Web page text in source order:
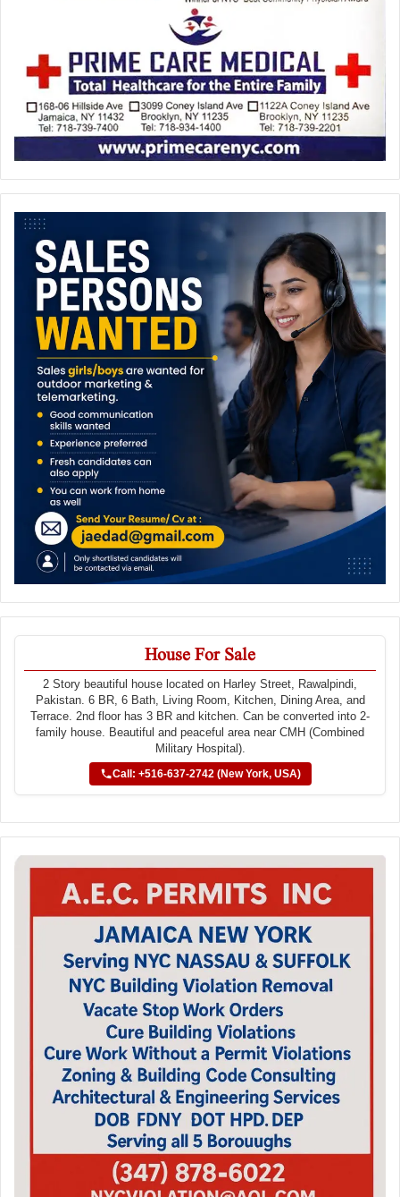
House For Sale
2 Story beautiful house located on Harley Street, Rawalpindi,
Pakistan. 6 BR, 6 Bath, Living Room, Kitchen, Dining Area, and
Terrace. 2nd floor has 3 BR and kitchen. Can be converted into 2-
family house. Beautiful and peaceful area near CMH (Combined
Military Hospital).
Call: +516-637-2742 (New York, USA)